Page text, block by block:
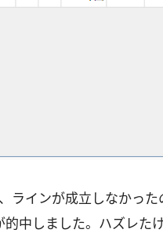
ラインが成立しなかった
中しました。ハズレた